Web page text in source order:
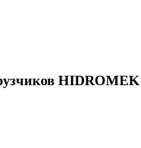
HIDROMEK